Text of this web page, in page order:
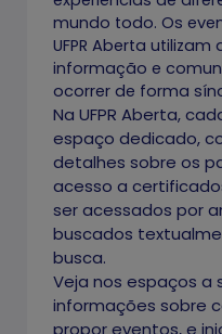
mundo todo. Os
UFPR Aberta
informação e
ocorrer de forma
Na UFPR Aberta,
espaço dedicado,
detalhes sobre os
acesso a
ser acessados por
buscados
busca.
Veja nos espaços a
informações sobre
propor eventos, e